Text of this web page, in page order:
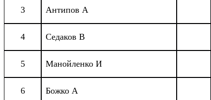
3 Антипов А
4 Седаков В
5 Манойленко И
6 Божко А